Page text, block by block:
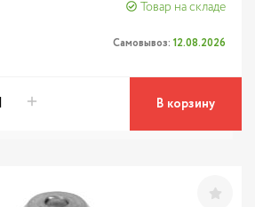
Товар на складе
Самовывоз: 12.08.2026
В корзину